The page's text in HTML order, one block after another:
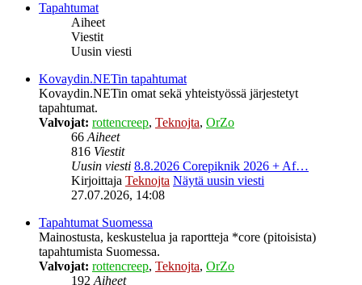
Tapahtumat
Aiheet
Viestit
Uusin viesti
Kovaydin.NETin tapahtumat
Kovaydin.NETin omat sekä yhteistyössä järjestetyt
tapahtumat.
Valvojat: rottencreep, Teknojta, OrZo
66Aiheet
816 Viestit
Uusin viesti 8.8.2026 Corepiknik 2026 + Af…
Kirjoittaja Teknojta Näytä uusin viesti
27.07.2026, 14:08
Tapahtumat Suomessa
Mainostusta, keskustelua ja raportteja *core (pitoisista)
tapahtumista Suomessa.
Valvojat: rottencreep, Teknojta, OrZo
192Aiheet